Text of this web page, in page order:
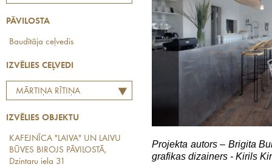
PĀVILOSTA
Baudītāja ceļvedis
IZVĒLIES CEĻVEDI
MĀRTIŅA RĪTIŅA
RESTORĀNU TOPS
IZVĒLIES OBJEKTU
KAFEJNĪCA "LAIVA" UN LAIVU
BŪVES BIROJS PĀVILOSTĀ,
Dzintaru iela 31
Projekta autors – Brigita
grafikas dizainers - Kirils